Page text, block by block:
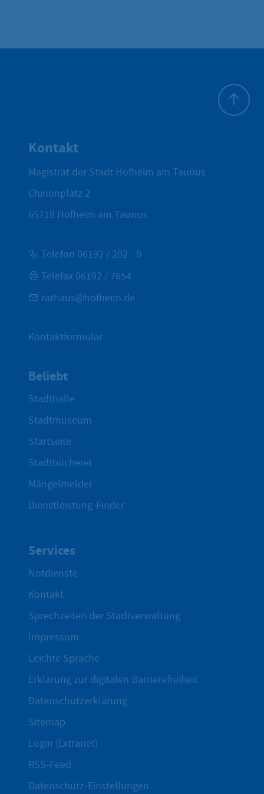
Kontakt
Magistrat der Stadt Hofheim am Taunus
Chinonplatz 2
65719 Hofheim am Taunus
Telefon 06192 / 202 - 0
Telefax 06192 / 7654
rathaus@hofheim.de
Kontaktformular
Beliebt
Stadthalle
Stadtmuseum
Startseite
Stadtbücherei
Mängelmelder
Dienstleistung-Finder
Services
Notdienste
Kontakt
Sprechzeiten der Stadtverwaltung
Impressum
Leichte Sprache
Erklärung zur digitalen Barrierefreiheit
Datenschutzerklärung
Sitemap
Login (Extranet)
RSS-Feed
Datenschutz-Einstellungen